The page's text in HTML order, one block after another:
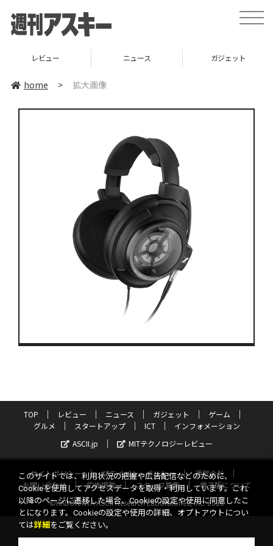
toggle
レビュー ニュース ガジェット
home > 拡大画像
TOP レビュー ニュース ガジェット
ゲーム
グルメ
スタートアップ ICT
インフォメーション
ASCII.jp
MITテクノロジーレビュー
サイトポリシー プライバシーポリシー
運営会社
お問い合わせ
広告掲載 スタッフ募集
電子版について
©KADOKAWA ASCII Research Laboratories, Inc. 2026
このサイトでは、利用状況の把握や広告配信などのために、
Cookieを使用してアクセスデータを取得・利用しています。これ
以降のページに遷移した場合、Cookieの設定や使用に同意したこ
とになります。Cookieの設定や使用の詳細、オプトアウトについ
ては詳細 をご覧ください。